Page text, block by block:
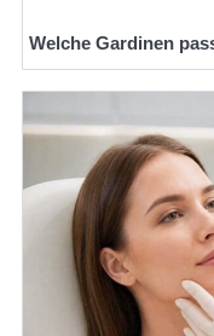
Welche Gardinen